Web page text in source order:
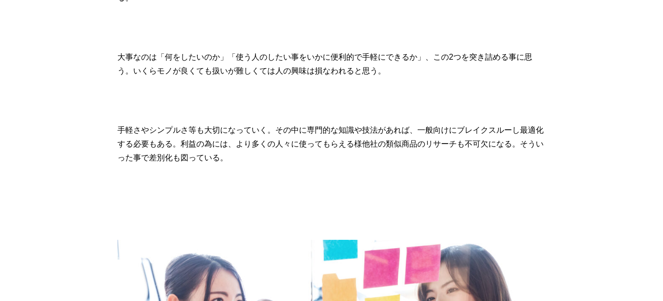
大事なのは「何をしたいのか」「使う人のしたい事をいかに便利的で手軽にできるか」、この2つを突き詰める事に思
う。いくらモノが良くても扱いが難しくては人の興味は損なわれると思う。
手軽さやシンプルさ等も大切になっていく。その中に専門的な知識や技法があれば、一般向けにブレイクスルーし最適化
する必要もある。利益の為には、より多くの人々に使ってもらえる様他社の類似商品のリサーチも不可欠になる。 そうい
った事で差別化も図っている。